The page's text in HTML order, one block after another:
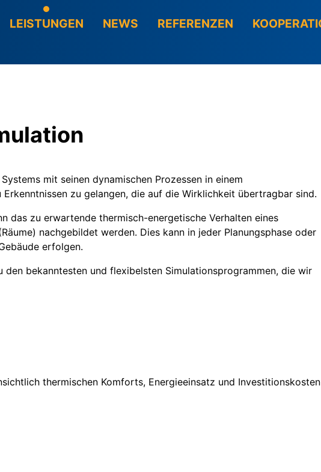
LEISTUNGEN NEWS REFERENZEN
mit seinen dynamischen Prozessen in einem
zu gelangen, die auf die Wirklichkeit übertragbar sind.
das zu erwartende thermisch-energetische Verhalten eines
nachgebildet werden. Dies kann in jeder Planungsphase oder
erfolgen.
den bekanntesten und flexibelsten Simulationsprogrammen, die wir
thermischen Komforts, Energieeinsatz und